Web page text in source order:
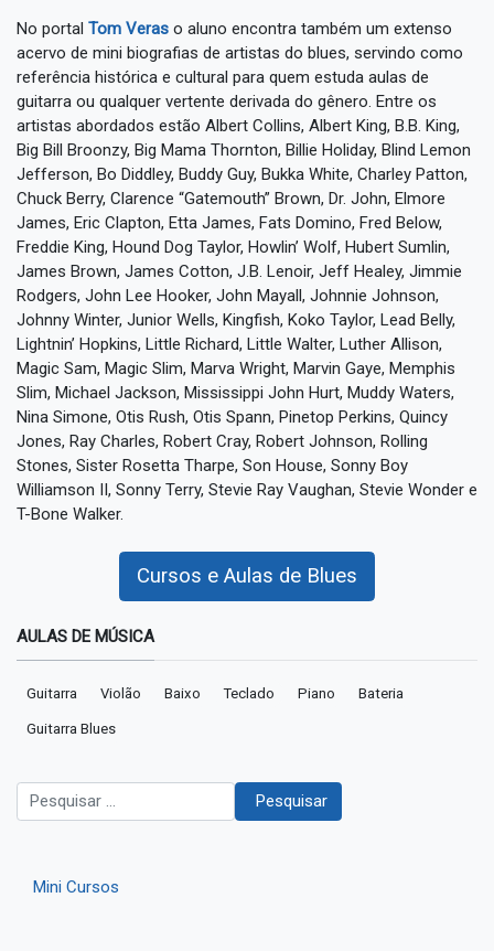
No portal Tom Veras o aluno encontra também um extenso
acervo de mini biografias de artistas do blues, servindo como
referência histórica e cultural para quem estuda aulas de
guitarra ou qualquer vertente derivada do gênero. Entre os
artistas abordados estão Albert Collins, Albert King, B.B. King,
Big Bill Broonzy, Big Mama Thornton, Billie Holiday, Blind Lemon
Jefferson, Bo Diddley, Buddy Guy, Bukka White, Charley Patton,
Chuck Berry, Clarence “Gatemouth” Brown, Dr. John, Elmore
James, Eric Clapton, Etta James, Fats Domino, Fred Below,
Freddie King, Hound Dog Taylor, Howlin’ Wolf, Hubert Sumlin,
James Brown, James Cotton, J.B. Lenoir, Jeff Healey, Jimmie
Rodgers, John Lee Hooker, John Mayall, Johnnie Johnson,
Johnny Winter, Junior Wells, Kingfish, Koko Taylor, Lead Belly,
Lightnin’ Hopkins, Little Richard, Little Walter, Luther Allison,
Magic Sam, Magic Slim, Marva Wright, Marvin Gaye, Memphis
Slim, Michael Jackson, Mississippi John Hurt, Muddy Waters,
Nina Simone, Otis Rush, Otis Spann, Pinetop Perkins, Quincy
Jones, Ray Charles, Robert Cray, Robert Johnson, Rolling
Stones, Sister Rosetta Tharpe, Son House, Sonny Boy
Williamson II, Sonny Terry, Stevie Ray Vaughan, Stevie Wonder e
T-Bone Walker.
Cursos e Aulas de Blues
AULAS DE MÚSICA
Guitarra Violão Baixo Teclado Piano Bateria
Guitarra Blues
Pesquisar Pesquisar
Mini Cursos